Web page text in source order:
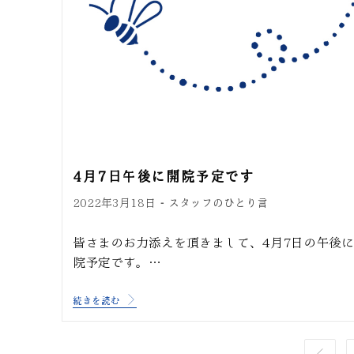
4月7日午後に開院予定です
2022年3月18日 スタッフのひとり言
皆さまのお力添えを頂きまして、4月7日の午後
院予定です。…
続きを読む